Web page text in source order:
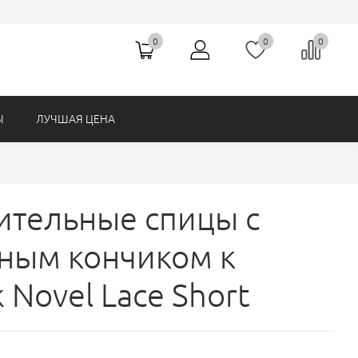
0 0 0
ЛУЧШАЯ ЦЕНА
спицы с
кончиком к
Novel Lace Short